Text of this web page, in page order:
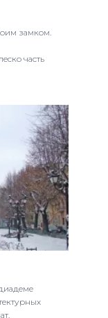
замком.
часть